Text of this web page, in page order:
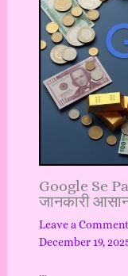
Google Se
जानकारी
Leave a Comment
December 19,
…